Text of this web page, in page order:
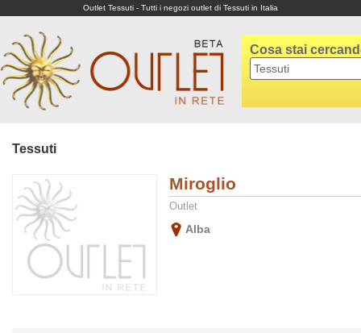
Outlet Tessuti - Tutti i negozi outlet di Tessuti in Italia
Cosa stai
Tessuti
Miroglio
Outlet
Alba